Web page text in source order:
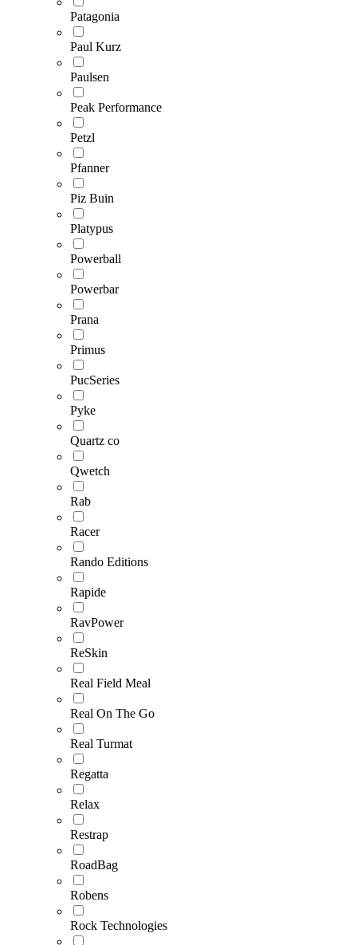
Patagonia
Paul Kurz
Paulsen
Peak Performance
Petzl
Pfanner
Piz Buin
Platypus
Powerball
Powerbar
Prana
Primus
PucSeries
Pyke
Quartz co
Qwetch
Rab
Racer
Rando Editions
Rapide
RavPower
ReSkin
Real Field Meal
Real On The Go
Real Turmat
Regatta
Relax
Restrap
RoadBag
Robens
Rock Technologies